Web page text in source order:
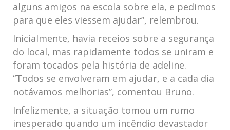
alguns amigos na escola sobre ela, ‍e pedimos
para que eles viessem ajudar”, relembrou.
Inicialmente, ‌havia ‌receios sobre a segurança
do local, mas rapidamente todos se uniram e
foram tocados pela‌ história de adeline.
“Todos‌ se envolveram em ajudar,‌ e a ⁣cada‍ dia
notávamos‌ melhorias”, comentou Bruno.
Infelizmente, a situação tomou ‌um rumo
inesperado quando⁤ um incêndio‍ devastador